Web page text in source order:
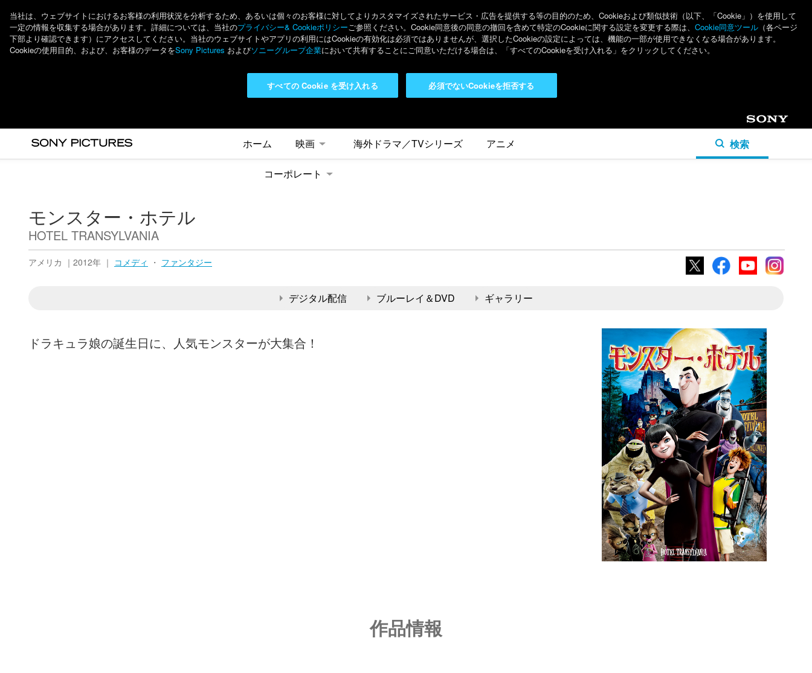
当社は、ウェブサイトにおけるお客様の利用状況を分析するため、あるいは個々のお客様に対してよりカスタマイズされたサービス・広告を提供する等の目的のため、Cookieおよび類似技術（以下、「Cookie」）を使用して
一定の情報を収集する場合があります。詳細については、当社のプライバシー& Cookieポリシーご参照ください。Cookie同意後の同意の撤回を含めて特定のCookieに関する設定を変更する際は、 Cookie同意ツール （各ページ
下部より確認できます）にアクセスしてください。当社のウェブサイトやアプリの利用にはCookieの有効化は必須ではありませんが、選択したCookieの設定によっては、機能の一部が使用できなくなる場合があります。
Cookieの使用目的、および、お客様のデータをSony Pictures およびソニーグループ企業において共有することにご同意いただける場合は、「すべてのCookieを受け入れる」をクリックしてください。
必須でないCookieを拒否する
すべての Cookie を受け入れる
Sony
ホーム
映画 海外ドラマ／TVシリーズ アニメ
コーポレート
検索
モンスター・ホテル
HOTEL TRANSYLVANIA
アメリカ ｜2012年 ｜ コメディ ・ ファンタジー
X FacebookYouTubeInstagram
デジタル配信
ブルーレイ＆DVD ギャラリー
ドラキュラ娘の誕生日に、人気モンスターが大集合！
作品情報